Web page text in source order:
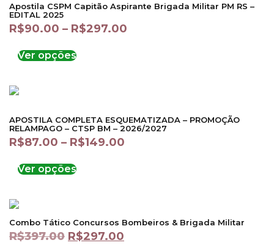
Apostila CSPM Capitão Aspirante Brigada Militar PM RS –
EDITAL 2025
R$90.00 – R$297.00
Ver opções
APOSTILA COMPLETA ESQUEMATIZADA – PROMOÇÃO
RELAMPAGO – CTSP BM – 2026/2027
R$87.00 – R$149.00
Ver opções
Combo Tático Concursos Bombeiros & Brigada Militar
R$397.00 R$297.00